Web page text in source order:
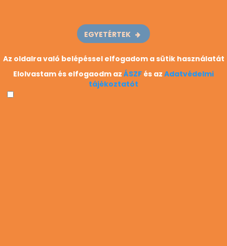
HIVATÁSOK
Hivatások
Hivatásterületek
EGYETÉRTEK
Az oldalra való belépéssel elfogadom a sütik használatát
Elolvastam és elfogaodm az ÁSZF és az Adatvédelmi
tájékoztatót